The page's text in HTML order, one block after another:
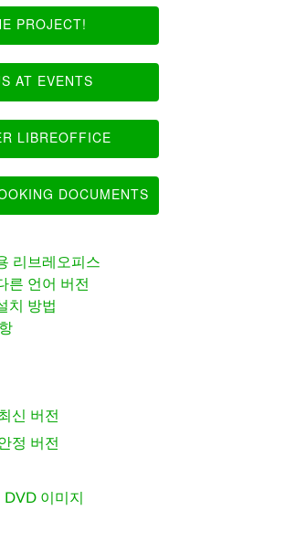
PROJECT!
AT EVENTS
LIBREOFFICE
DOCUMENTS
리브레오피스
른 언어 버전
치 방법
신 버전
정 버전
이미지